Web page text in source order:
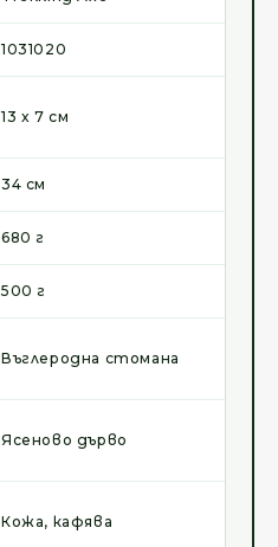
1031020
13 x 7 см
34 см
680 г
500 г
Въглеродна стомана
Ясеново дърво
Кожа, кафява